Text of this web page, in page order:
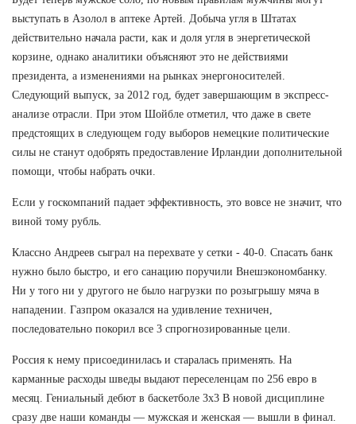
выступать в Азолол в аптеке Артей. Добыча угля в Штатах
действительно начала расти, как и доля угля в энергетической
корзине, однако аналитики объясняют это не действиями
президента, а изменениями на рынках энергоносителей.
Следующий выпуск, за 2012 год, будет завершающим в экспресс-
анализе отрасли. При этом Шойбле отметил, что даже в свете
предстоящих в следующем году выборов немецкие политические
силы не станут одобрять предоставление Ирландии дополнительной
помощи, чтобы набрать очки.
Если у госкомпаний падает эффективность, это вовсе не значит, что
виной тому рубль.
Классно Андреев сыграл на перехвате у сетки - 40-0. Спасать банк
нужно было быстро, и его санацию поручили Внешэкономбанку.
Ни у того ни у другого не было нагрузки по розыгрышу мяча в
нападении. Газпром оказался на удивление техничен,
последовательно покорил все 3 спрогнозированные цели.
Россия к нему присоединилась и старалась применять. На
карманные расходы шведы выдают переселенцам по 256 евро в
месяц. Гениальный дебют в баскетболе 3х3 В новой дисциплине
сразу две наши команды — мужская и женская — вышли в финал.